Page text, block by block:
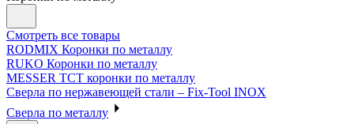
Смотреть все товары
RODMIX Коронки по металлу
RUKO Коронки по металлу
MESSER ТСТ коронки по металлу
Сверла по нержавеющей стали – Fix-Tool INOX
Сверла по металлу